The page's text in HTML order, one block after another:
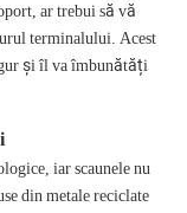
ar trebui să vă
terminalului. Acest
și îl va îmbunătăți
iar scaunele nu
din metale reciclate